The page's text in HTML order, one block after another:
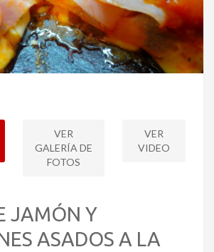
VER
GALERÍA DE
FOTOS
VER
VIDEO
JAMÓN Y
ASADOS A LA